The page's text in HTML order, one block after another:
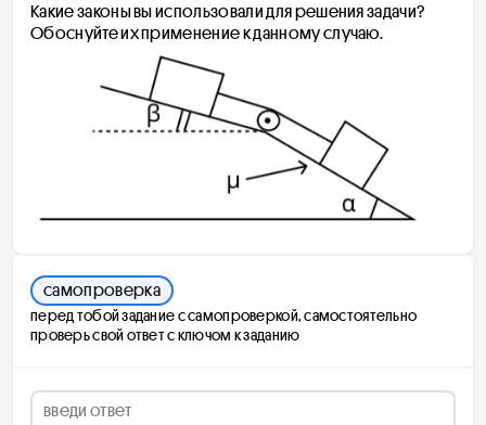
Какие законы вы использовали для решения задачи?
Обоснуйте их применение к данному случаю.
самопроверка
перед тобой задание с самопроверкой, самостоятельно
проверь свой ответ с ключом к заданию